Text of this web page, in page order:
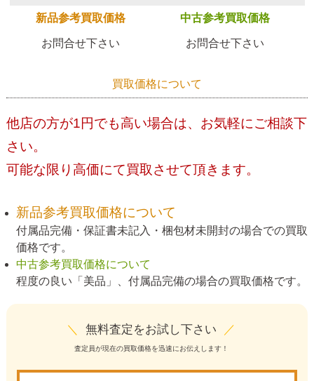
新品参考買取価格 中古参考買取価格
お問合せ下さい お問合せ下さい
買取価格について
他店の方が1円でも高い場合は、お気軽にご相談下
さい。
可能な限り高価にて買取させて頂きます。
新品参考買取価格について
付属品完備・保証書未記入・梱包材未開封の場合での買取
価格です。
中古参考買取価格について
程度の良い「美品」、付属品完備の場合の買取価格です。
＼ 無料査定をお試し下さい ／
査定員が現在の買取価格を迅速にお伝えします！